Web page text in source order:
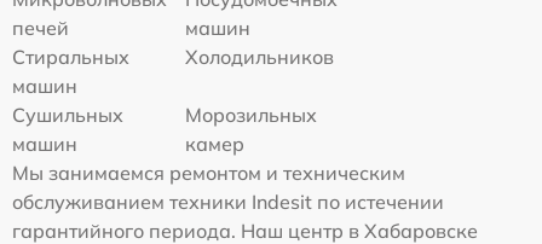
печей
машин
Стиральных
машин
Холодильников
Сушильных
машин
Морозильных
камер
Мы занимаемся ремонтом и техническим
обслуживанием техники Indesit по истечении
гарантийного периода. Наш центр в Хабаровске